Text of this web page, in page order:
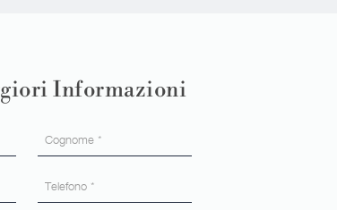
Informazioni